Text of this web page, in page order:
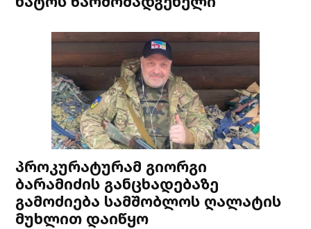
პროკურატურამ გიორგი
ბარამიძის განცხადებაზე
გამოძიება სამშობლოს ღალატის
მუხლით დაიწყო